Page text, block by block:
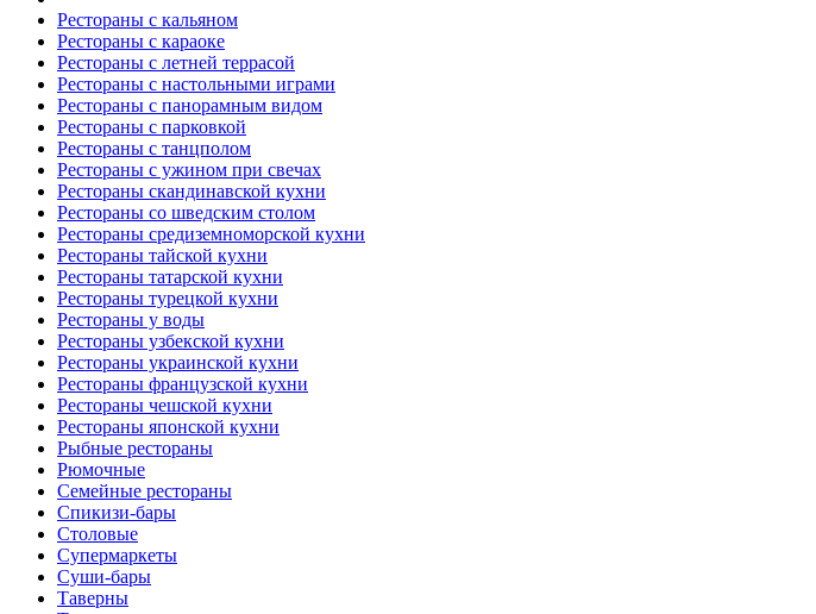
Рестораны с кальяном
Рестораны с караоке
Рестораны с летней террасой
Рестораны с настольными играми
Рестораны с панорамным видом
Рестораны с парковкой
Рестораны с танцполом
Рестораны с ужином при свечах
Рестораны скандинавской кухни
Рестораны со шведским столом
Рестораны средиземноморской кухни
Рестораны тайской кухни
Рестораны татарской кухни
Рестораны турецкой кухни
Рестораны у воды
Рестораны узбекской кухни
Рестораны украинской кухни
Рестораны французской кухни
Рестораны чешской кухни
Рестораны японской кухни
Рыбные рестораны
Рюмочные
Семейные рестораны
Спикизи-бары
Столовые
Супермаркеты
Суши-бары
Таверны